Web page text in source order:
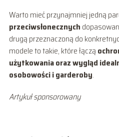
Warto mieć przynajmniej jedną
przeciwsłonecznych
drugą przeznaczoną do
modele to takie, które łączą
użytkowania oraz wygląd
osobowości i garderoby.
Artykuł sponsorowany